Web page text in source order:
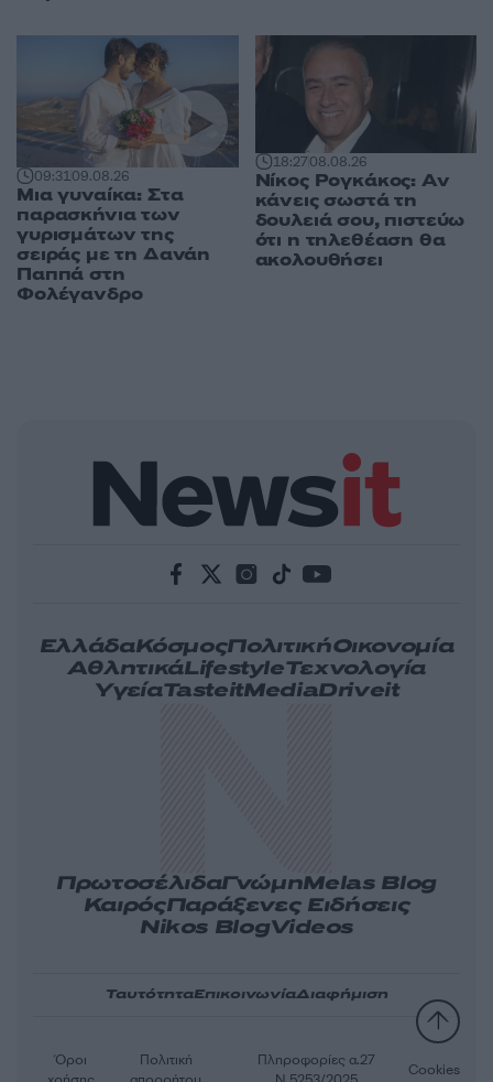
09:3109.08.26
Μια γυναίκα: Στα
παρασκήνια των
γυρισμάτων της
σειράς με τη Δανάη
Παππά στη
Φολέγανδρο
18:2708.08.26
Νίκος Ρογκάκος: Αν
κάνεις σωστά τη
δουλειά σου, πιστεύω
ότι η τηλεθέαση θα
ακολουθήσει
ΕλλάδαΚόσμοςΠολιτικήΟικονομία
ΑθλητικάLifestyleΤεχνολογία
ΥγείαTasteitMediaDriveit
ΠρωτοσέλιδαΓνώμηMelas Blog
ΚαιρόςΠαράξενες Ειδήσεις
Nikos BlogVideos
ΤαυτότηταΕπικοινωνίαΔιαφήμιση
Όροι
Πολιτική
Πληροφορίες α.27
Cookies